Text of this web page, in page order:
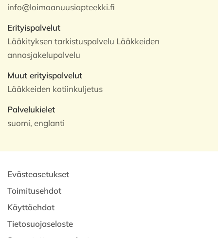
info@loimaanuusiapteekki.fi
Erityispalvelut
Lääkityksen tarkistuspalvelu Lääkkeiden
annosjakelupalvelu
Muut erityispalvelut
Lääkkeiden kotiinkuljetus
Palvelukielet
suomi, englanti
Evästeasetukset
Toimitusehdot
Käyttöehdot
Tietosuojaseloste